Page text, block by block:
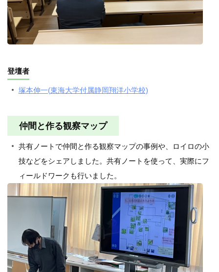
登壇者
塚本伸一(東海大学付属静岡翔洋小学校)
仲間と作る観察マップ
共有ノートで仲間と作る観察マップの事例や、ロイロの小
技などをシェアしました。共有ノートを使って、実際にフ
ィールドワークも行いました。